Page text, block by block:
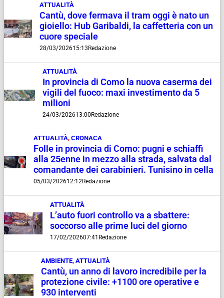
ATTUALITÀ
Cantù, dove fermava il tram oggi è nato un
gioiello: Hub Garibaldi, la caffetteria con un
cuore speciale
28/03/202615:13Redazione
ATTUALITÀ
In provincia di Como la nuova caserma dei
vigili del fuoco: maxi investimento da 5
milioni
24/03/202613:00Redazione
ATTUALITÀ,CRONACA
Folle in provincia di Como: pugni e schiaffi
alla 25enne in mezzo alla strada, salvata dal
comandante dei carabinieri. Tunisino in cella
05/03/202612:12Redazione
ATTUALITÀ
L’auto fuori controllo va a sbattere:
soccorso alle prime luci del giorno
17/02/202607:41 Redazione
AMBIENTE, ATTUALITÀ
Cantù, un anno di lavoro incredibile per la
protezione civile: +1100 ore operative e
930 interventi